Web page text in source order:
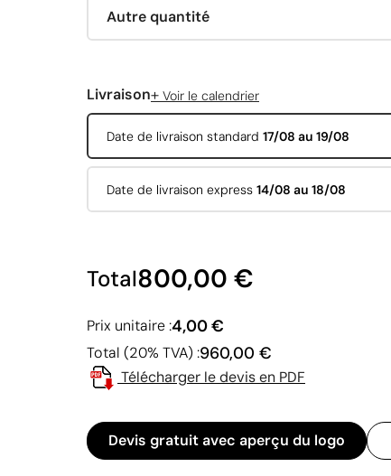
Autre quantité
Livraison+ Voir le calendrier
Date de livraison standard 17/08 au 19/08
Date de livraison express 14/08 au 18/08
Total800,00 €
Prix unitaire :4,00 €
Total (20% TVA) :960,00 €
Télécharger le devis en PDF
Devis gratuit avec aperçu du logo